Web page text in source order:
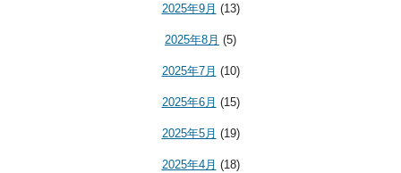
2025年9月 (13)
2025年8月 (5)
2025年7月 (10)
2025年6月 (15)
2025年5月 (19)
2025年4月 (18)